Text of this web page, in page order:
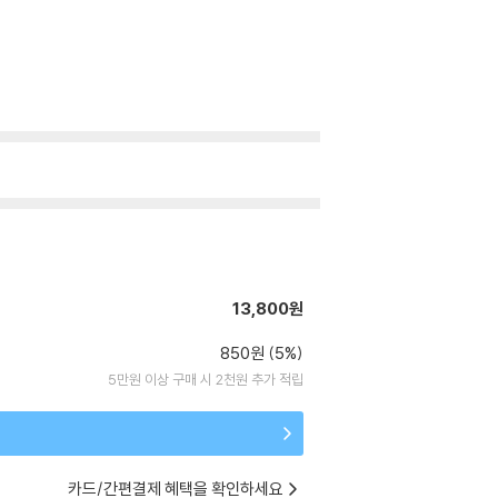
13,800원
850원 (5%)
5만원 이상 구매 시 2천원 추가 적립
카드/간편결제 혜택을 확인하세요